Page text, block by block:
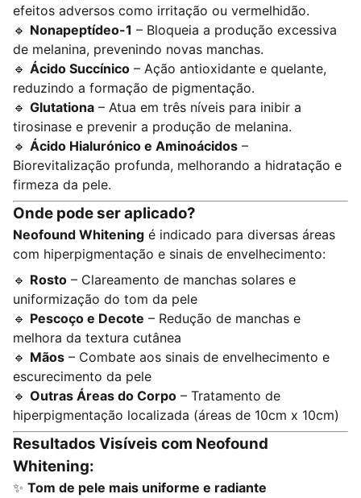
efeitos adversos como irritação ou vermelhidão.
🔹 Nonapeptídeo-1 – Bloqueia a produção excessiva
de melanina, prevenindo novas manchas.
🔹 Ácido Succínico – Ação antioxidante e quelante,
reduzindo a formação de pigmentação.
🔹 Glutationa – Atua em três níveis para inibir a
tirosinase e prevenir a produção de melanina.
🔹 Ácido Hialurónico e Aminoácidos –
Biorevitalização profunda, melhorando a hidratação e
firmeza da pele.
Onde pode ser aplicado?
Neofound Whitening é indicado para diversas áreas
com hiperpigmentação e sinais de envelhecimento:
🔹 Rosto – Clareamento de manchas solares e
uniformização do tom da pele
🔹 Pescoço e Decote – Redução de manchas e
melhora da textura cutânea
🔹 Mãos – Combate aos sinais de envelhecimento e
escurecimento da pele
🔹 Outras Áreas do Corpo – Tratamento de
hiperpigmentação localizada (áreas de 10cm x 10cm)
Resultados Visíveis com Neofound
Whitening:
✨ Tom de pele mais uniforme e radiante